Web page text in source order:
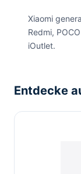
Xiaomi
Redmi,
iOutlet.
Entdecke